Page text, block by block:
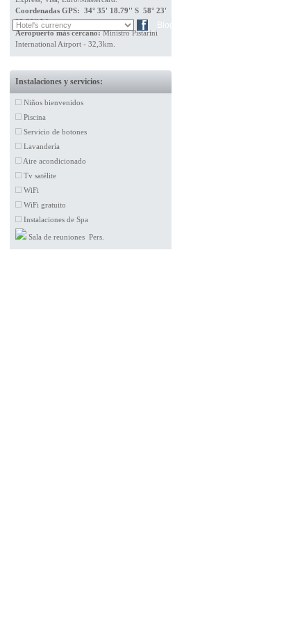
Blog
Coordenadas GPS: 34° 35' 18.79'' S 58° 23'
22.29'' W
Aeropuerto más cercano: Ministro Pistarini
International Airport - 32,3km.
Instalaciones y servicios:
Niños bienvenidos
Piscina
Servicio de botones
Lavandería
Aire acondicionado
Tv satélite
WiFi
WiFi gratuito
Instalaciones de Spa
Sala de reuniones Pers.